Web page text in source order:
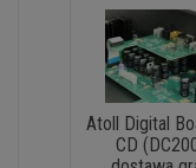
Atoll Digital
CD